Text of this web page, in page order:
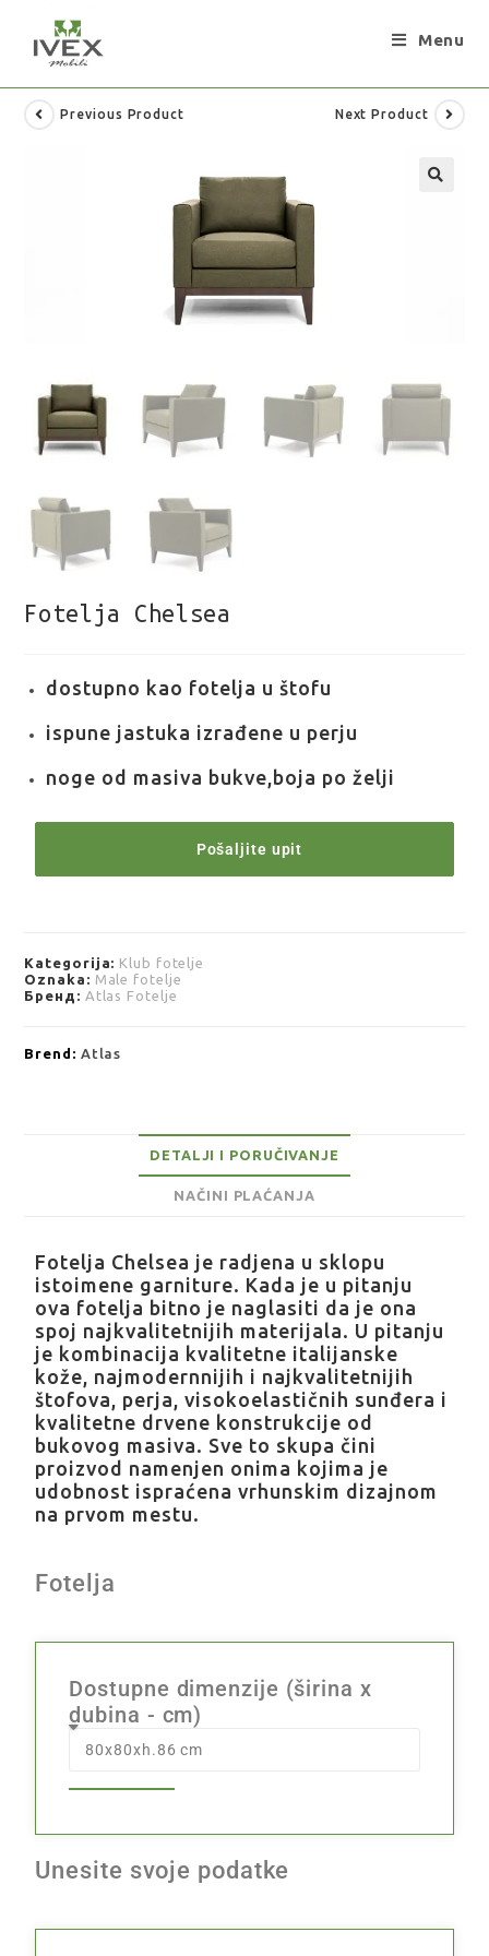
Menu
Previous Product Next Product
Fotelja Chelsea
dostupno kao fotelja u štofu
ispune jastuka izrađene u perju
noge od masiva bukve,boja po želji
Pošaljite upit
Kategorija: Klub fotelje
Oznaka: Male fotelje
Бренд: Atlas Fotelje
Brend: Atlas
DETALJI I PORUČIVANJE
NAČINI PLAĆANJA
Fotelja Chelsea je radjena u sklopu
istoimene garniture. Kada je u pitanju
ova fotelja bitno je naglasiti da je ona
spoj najkvalitetnijih materijala. U pitanju
je kombinacija kvalitetne italijanske
kože, najmodernnijih i najkvalitetnijih
štofova, perja, visokoelastičnih sunđera i
kvalitetne drvene konstrukcije od
bukovog masiva. Sve to skupa čini
proizvod namenjen onima kojima je
udobnost ispraćena vrhunskim dizajnom
na prvom mestu.
Fotelja
Dostupne dimenzije (širina x
dubina - cm)
Unesite svoje podatke